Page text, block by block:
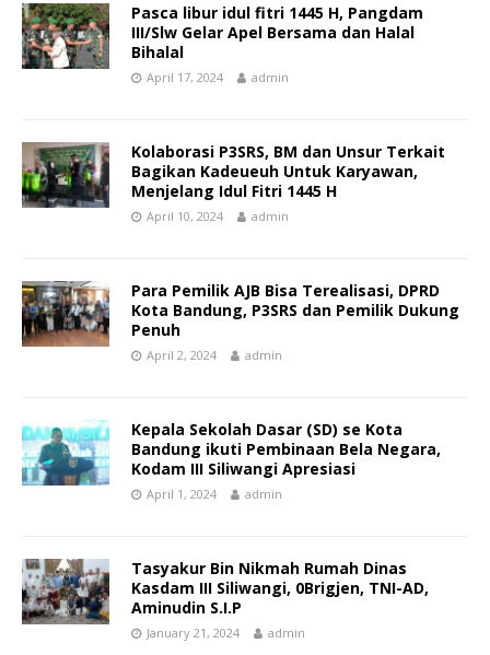
Pasca libur idul fitri 1445 H, Pangdam
III/Slw Gelar Apel Bersama dan Halal
Bihalal
April 17, 2024 admin
Kolaborasi P3SRS, BM dan Unsur Terkait
Bagikan Kadeueuh Untuk Karyawan,
Menjelang Idul Fitri 1445 H
April 10, 2024 admin
Para Pemilik AJB Bisa Terealisasi, DPRD
Kota Bandung, P3SRS dan Pemilik Dukung
Penuh
April 2, 2024 admin
Kepala Sekolah Dasar (SD) se Kota
Bandung ikuti Pembinaan Bela Negara,
Kodam III Siliwangi Apresiasi
April 1, 2024 admin
Tasyakur Bin Nikmah Rumah Dinas
Kasdam III Siliwangi, 0Brigjen, TNI-AD,
Aminudin S.I.P
January 21, 2024 admin